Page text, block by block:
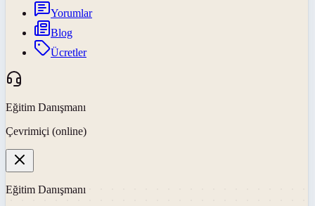
Yorumlar
Blog
Ücretler
Eğitim Danışmanı
Çevrimiçi (online)
Eğitim Danışmanı